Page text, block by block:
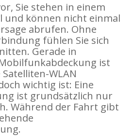
Sie stehen in einem
und können nicht einmal
abrufen. Ohne
fühlen Sie sich
Gerade in
ist
WLAN
wichtig ist: Eine
ist grundsätzlich nur
Während der Fahrt gibt